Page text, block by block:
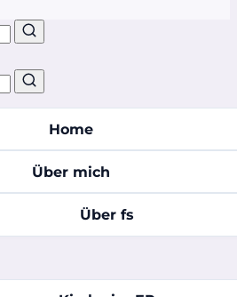
Home
Über mich
Über fs